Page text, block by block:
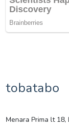
tobatabo
Menara Prima lt 18,